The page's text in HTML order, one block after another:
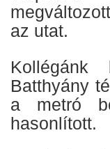
az utat.
Batthyány
a metró
hasonlított.